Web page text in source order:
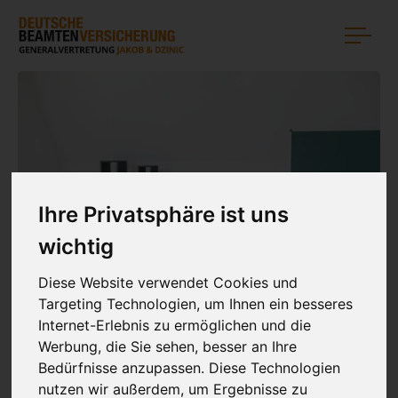
Ihre Privatsphäre ist uns
wichtig
Diese Website verwendet Cookies und
Targeting Technologien, um Ihnen ein besseres
Internet-Erlebnis zu ermöglichen und die
Werbung, die Sie sehen, besser an Ihre
Bedürfnisse anzupassen. Diese Technologien
nutzen wir außerdem, um Ergebnisse zu
DBV KRANKENVERSICHERUNG FÜR
LEHRER
Jetzt Angebot erstellen